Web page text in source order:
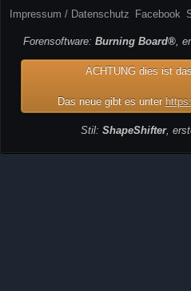
Impressum / Datenschutz Facebook
Forensoftware: Burning Board®,
ACHTUNG dies ist
Das neue gibt es unter
Stil: ShapeShifter,